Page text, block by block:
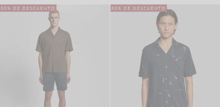
50% DE DESCUENTO 50% DE DESCUENTO